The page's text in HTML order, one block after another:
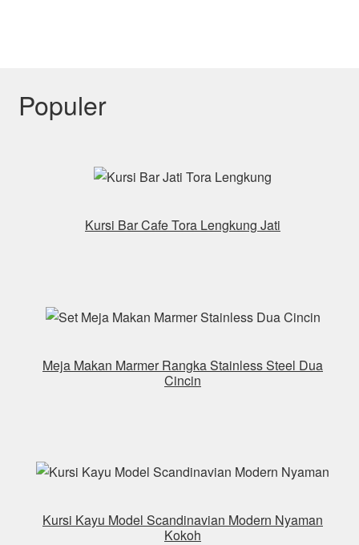
Populer
Kursi Bar Cafe Tora Lengkung Jati
Meja Makan Marmer Rangka Stainless Steel Dua
Cincin
Kursi Kayu Model Scandinavian Modern Nyaman
Kokoh